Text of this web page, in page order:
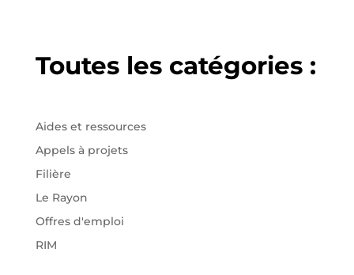
Toutes les catégories :
Aides et ressources
Appels à projets
Filière
Le Rayon
Offres d'emploi
RIM